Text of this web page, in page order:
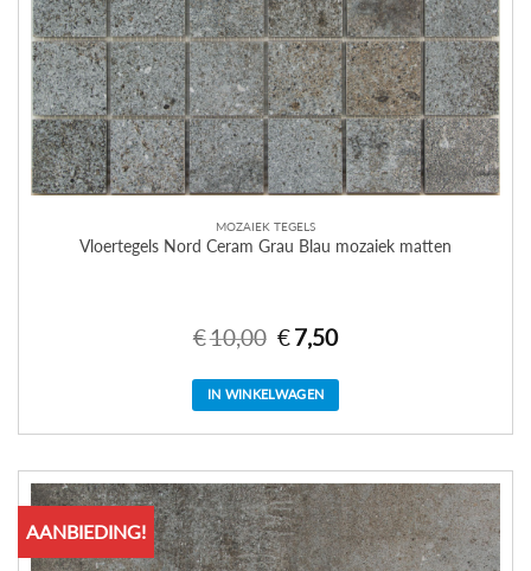
MOZAIEK TEGELS
Vloertegels Nord Ceram Grau Blau mozaiek matten
€10,00 Oorspronkelijke
prijs
€7,50Huidige
prijs
IN WINKELWAGEN
AANBIEDING!